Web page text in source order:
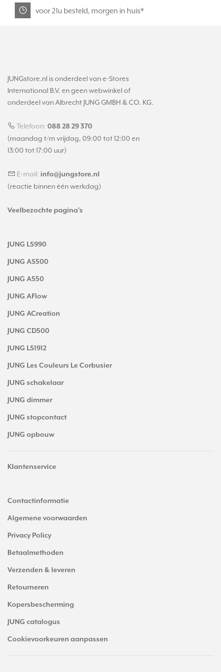
voor 21u besteld, morgen in huis*
JUNGstore.nl is onderdeel van e-Stores
International B.V. en geen webwinkel of
onderdeel van Albrecht JUNG GMBH & CO. KG.
Telefoon: 088 28 29 370
(maandag t/m vrijdag, 09:00 tot 12:00 en
13:00 tot 17:00 uur)
E-mail: info@jungstore.nl
(reactie binnen één werkdag)
Veelbezochte pagina's
JUNG LS990
JUNG AS500
JUNG A550
JUNG AFlow
JUNG ACreation
JUNG CD500
JUNG LS1912
JUNG Les Couleurs Le Corbusier
JUNG schakelaar
JUNG dimmer
JUNG stopcontact
JUNG opbouw
Klantenservice
Contactinformatie
Algemene voorwaarden
Privacy Policy
Betaalmethoden
Verzenden & leveren
Retourneren
Kopersbescherming
JUNG catalogus
Cookievoorkeuren aanpassen